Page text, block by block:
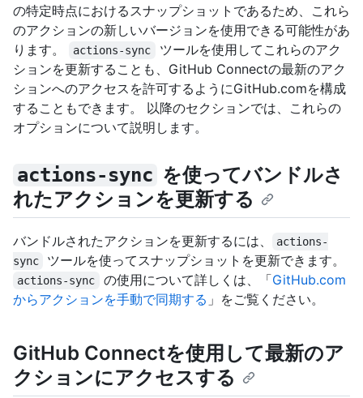
の特定時点におけるスナップショットであるため、これら
のアクションの新しいバージョンを使用できる可能性があ
ります。
actions-sync
ツールを使用してこれらのアク
ションを更新することも、GitHub Connectの最新のアク
ションへのアクセスを許可するようにGitHub.comを構成
することもできます。 以降のセクションでは、これらの
オプションについて説明します。
actions-sync を使ってバンドルさ
れたアクションを更新する
バンドルされたアクションを更新するには、
actions-
sync
ツールを使ってスナップショットを更新できます。
actions-sync の使用について詳しくは、「GitHub.com
からアクションを手動で同期する 」をご覧ください。
GitHub Connectを使用して最新のア
クションにアクセスする